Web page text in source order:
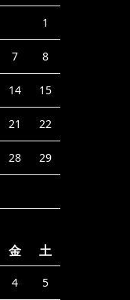
1
7 8
14 15
21 22
28 29
金 土
4 5